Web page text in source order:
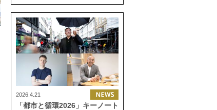
2026.4.21
「都市と循環2026」キーノート